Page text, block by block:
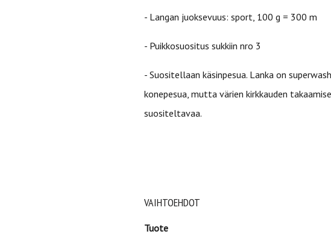
- Langan juoksevuus: sport, 100 g = 300 m
- Puikkosuositus sukkiin nro 3
- Suositellaan käsinpesua. Lanka on
konepesua, mutta värien kirkkauden
suositeltavaa.
VAIHTOEHDOT
Tuote